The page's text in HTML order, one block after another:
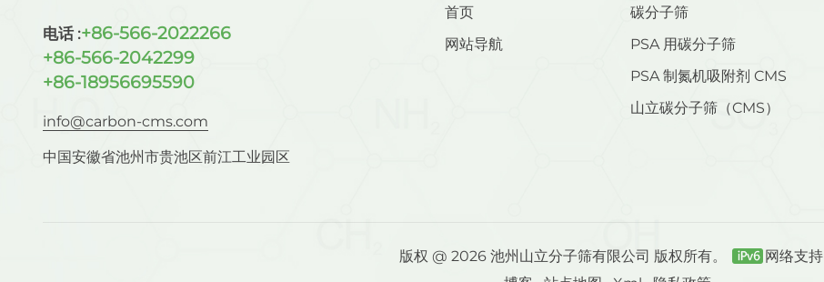
电话 :+86-566-2022266
+86-566-2042299
+86-18956695590
info@carbon-cms.com
中国安徽省池州市贵池区前江工业园区
首页
网站导航
碳分子筛
PSA 用碳分子筛
PSA 制氮机吸附剂 CMS
山立碳分子筛（CMS）
版权 @ 2026 池州山立分子筛有限公司 版权所有。
网络支持